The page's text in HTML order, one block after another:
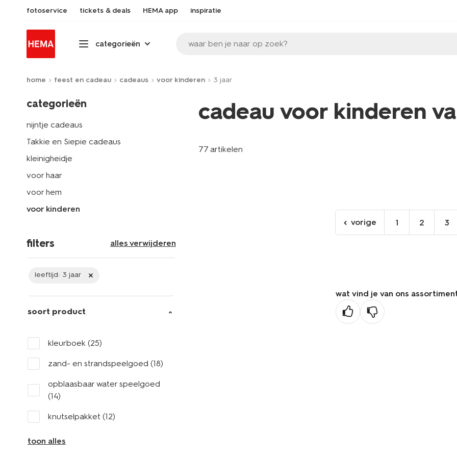
fotoservice tickets & deals HEMA app inspiratie
categorieën waar ben je naar op zoek?
home feest en cadeau cadeaus voor kinderen 3 jaar
categorieën
nijntje cadeaus
Takkie en Siepie cadeaus
kleinigheidje
voor haar
voor hem
voor kinderen
filters alles verwijderen
leeftijd: 3 jaar
soort product
kleurboek (25)
zand- en strandspeelgoed (18)
opblaasbaar water speelgoed
(14)
knutselpakket (12)
toon alles
cadeau voor kinderen
77 artikelen
ga
naar
vorige 1 2 3
wat vind je van ons